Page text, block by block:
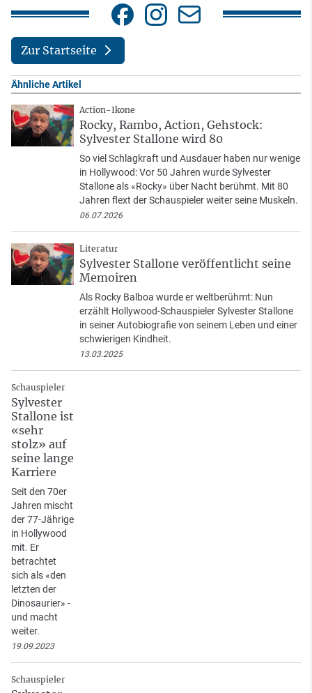
Zur Startseite
Ähnliche Artikel
Action-Ikone
Rocky, Rambo, Action, Gehstock:
Sylvester Stallone wird 80
So viel Schlagkraft und Ausdauer haben nur wenige
in Hollywood: Vor 50 Jahren wurde Sylvester
Stallone als «Rocky» über Nacht berühmt. Mit 80
Jahren flext der Schauspieler weiter seine Muskeln.
06.07.2026
Literatur
Sylvester Stallone veröffentlicht seine
Memoiren
Als Rocky Balboa wurde er weltberühmt: Nun
erzählt Hollywood-Schauspieler Sylvester Stallone
in seiner Autobiografie von seinem Leben und einer
schwierigen Kindheit.
13.03.2025
Schauspieler
Sylvester
Stallone ist
«sehr
stolz» auf
seine lange
Karriere
Seit den 70er
Jahren mischt
der 77-Jährige
in Hollywood
mit. Er
betrachtet
sich als «den
letzten der
Dinosaurier» -
und macht
weiter.
19.09.2023
Schauspieler